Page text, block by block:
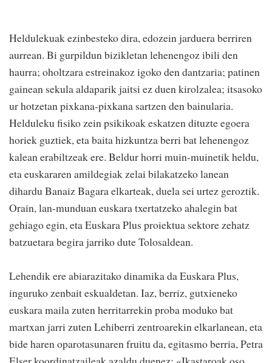
Heldulekuak ezinbesteko dira, edozein jarduera berriren
aurrean. Bi gurpildun bizikletan lehenengoz ibili den
haurra; oholtzara estreinakoz igoko den dantzaria; patinen
gainean sekula aldaparik jaitsi ez duen kirolzalea; itsasoko
ur hotzetan pixkana-pixkana sartzen den bainularia.
Helduleku fisiko zein psikikoak eskatzen dituzte egoera
horiek guztiek, eta baita hizkuntza berri bat lehenengoz
kalean erabiltzeak ere. Beldur horri muin-muinetik heldu,
eta euskararen amildegiak zelai bilakatzeko lanean
dihardu Banaiz Bagara elkarteak, duela sei urtez geroztik.
Orain, lan-munduan euskara txertatzeko ahalegin bat
gehiago egin, eta Euskara Plus proiektua sektore zehatz
batzuetara begira jarriko dute Tolosaldean.
Lehendik ere abiarazitako dinamika da Euskara Plus,
inguruko zenbait eskualdetan. Iaz, berriz, gutxieneko
euskara maila zuten herritarrekin proba moduko bat
martxan jarri zuten Lehiberri zentroarekin elkarlanean, eta
bide haren oparotasunaren fruitu da, egitasmo berria, Petra